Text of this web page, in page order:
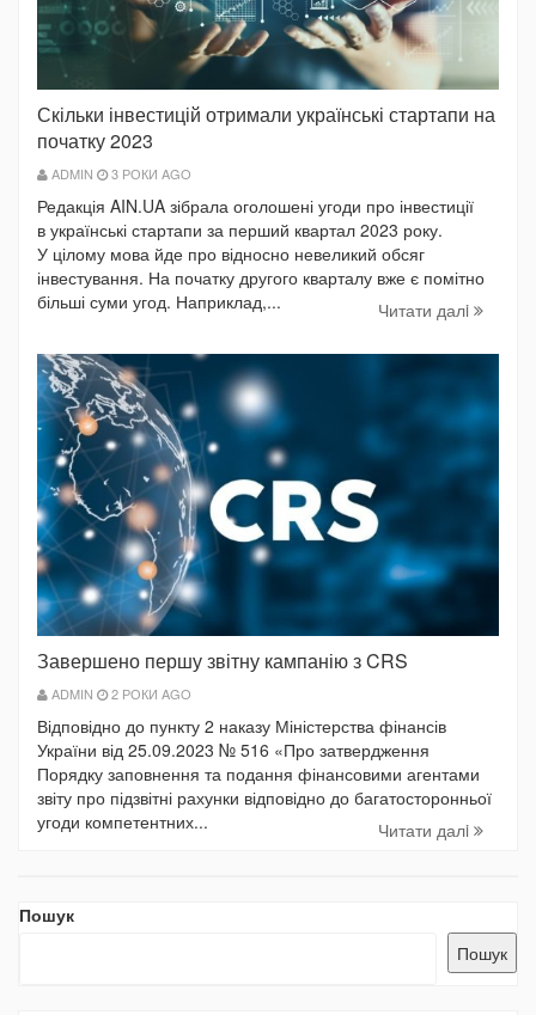
Скільки інвестицій отримали українські стартапи на
початку 2023
ADMIN 3 РОКИ AGO
Редакція AIN.UA зібрала оголошені угоди про інвестиції
в українські стартапи за перший квартал 2023 року.
У цілому мова йде про відносно невеликий обсяг
інвестування. На початку другого кварталу вже є помітно
більші суми угод. Наприклад,...
Читати далi
Завершено першу звітну кампанію з CRS
ADMIN 2 РОКИ AGO
Відповідно до пункту 2 наказу Міністерства фінансів
України від 25.09.2023 № 516 «Про затвердження
Порядку заповнення та подання фінансовими агентами
звіту про підзвітні рахунки відповідно до багатосторонньої
угоди компетентних...
Читати далi
Пошук
Пошук